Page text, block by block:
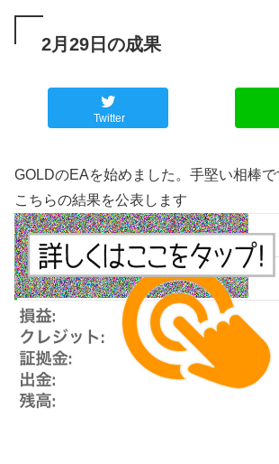
2月29日の成果
Twitter
GOLDのEAを始めました。手堅い相棒で
こちらの結果を公表します